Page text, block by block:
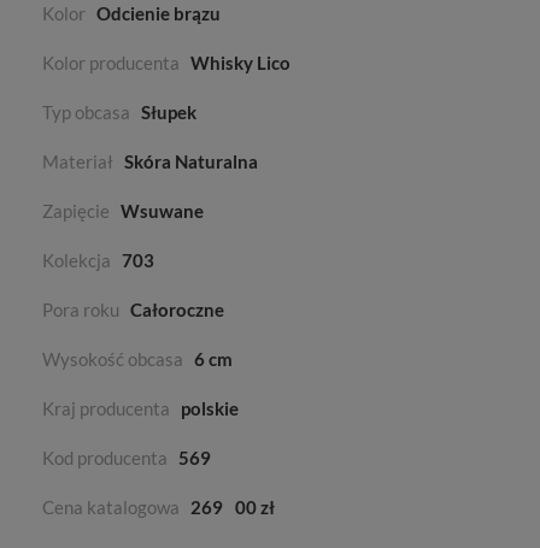
Kolor Odcienie brązu
Kolor producenta Whisky Lico
Typ obcasa Słupek
Materiał Skóra Naturalna
Zapięcie Wsuwane
Kolekcja 703
Pora roku Całoroczne
Wysokość obcasa 6 cm
Kraj producenta polskie
Kod producenta 569
Cena katalogowa 269 00 zł